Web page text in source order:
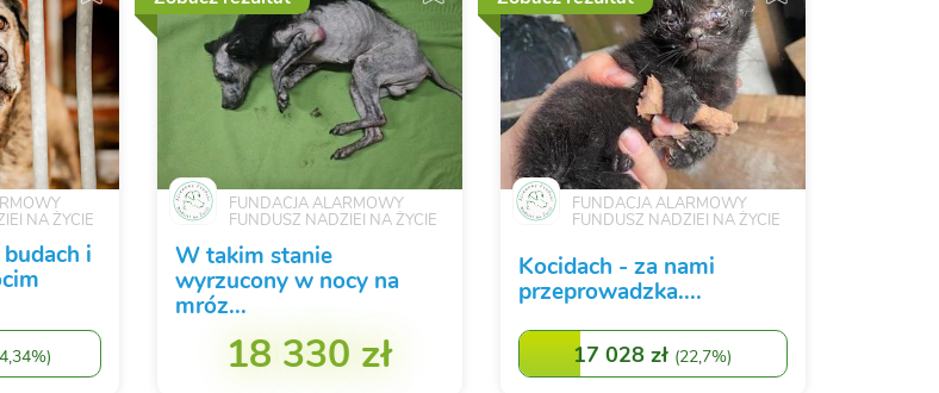
NA ŻYCIE
i
)
FUNDACJA ALARMOWY
FUNDUSZ NADZIEI NA ŻYCIE
W takim stanie
wyrzucony w nocy na
mróz...
18 330 zł
FUNDACJA ALARMOWY
FUNDUSZ NADZIEI NA ŻYCIE
Kocidach - za nami
przeprowadzka....
17 028 zł (22,7%)